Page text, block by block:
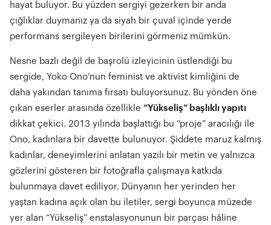
hayat buluyor. Bu yüzden sergiyi gezerken bir anda
çığlıklar duymanız ya da siyah bir çuval içinde yerde
performans sergileyen birilerini görmeniz mümkün.
Nesne bazlı değil de başrolü izleyicinin üstlendiği bu
sergide, Yoko Ono’nun feminist ve aktivist kimliğini de
daha yakından tanıma fırsatı buluyorsunuz. Bu yönden öne
çıkan eserler arasında özellikle “Yükseliş” başlıklı yapıtı
dikkat çekici. 2013 yılında başlattığı bu “proje” aracılığı ile
Ono, kadınlara bir davette bulunuyor. Şiddete maruz kalmış
kadınlar, deneyimlerini anlatan yazılı bir metin ve yalnızca
gözlerini gösteren bir fotoğrafla çalışmaya katkıda
bulunmaya davet ediliyor. Dünyanın her yerinden her
yaştan kadına açık olan bu iletiler, sergi boyunca müzede
yer alan “Yükseliş” enstalasyonunun bir parçası hâline